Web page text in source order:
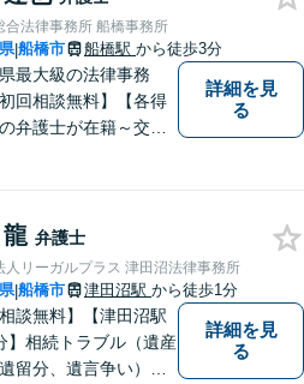
合法律事務所 船橋事務所
|船橋市 船橋駅 から徒歩3分
県最大級の法律事務
回相談無料】【各得
弁護士が在籍～交通
詳細を見
る
弁護士
人リーガルプラス 津田沼法律事務所
|船橋市 津田沼駅 から徒歩1分
相談無料】【津田沼駅
】相続トラブル（遺産
留分、遺言争い）、
詳細を見
る